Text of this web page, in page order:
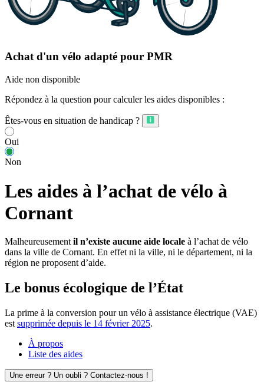
Achat d'un vélo adapté pour PMR
Aide non disponible
Répondez à la question pour calculer les aides disponibles :
Êtes-vous en situation de handicap ?
Oui
Non
Les aides à l’achat de vélo à
Cornant
Malheureusement il n’existe aucune aide locale à l’achat de vélo
dans la ville de Cornant. En effet ni la ville, ni le département, ni la
région ne proposent d’aide.
Le bonus écologique de l’État
La prime à la conversion pour un vélo à assistance électrique (VAE)
est supprimée depuis le 14 février 2025.
À propos
Liste des aides
Une erreur ? Un oubli ? Contactez-nous !